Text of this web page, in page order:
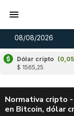
08/08/2026
Dólar cripto
$ 1565,25
Cardano (0,56%)
u$s 0,20
Normativa cripto
en Bitcoin, dólar